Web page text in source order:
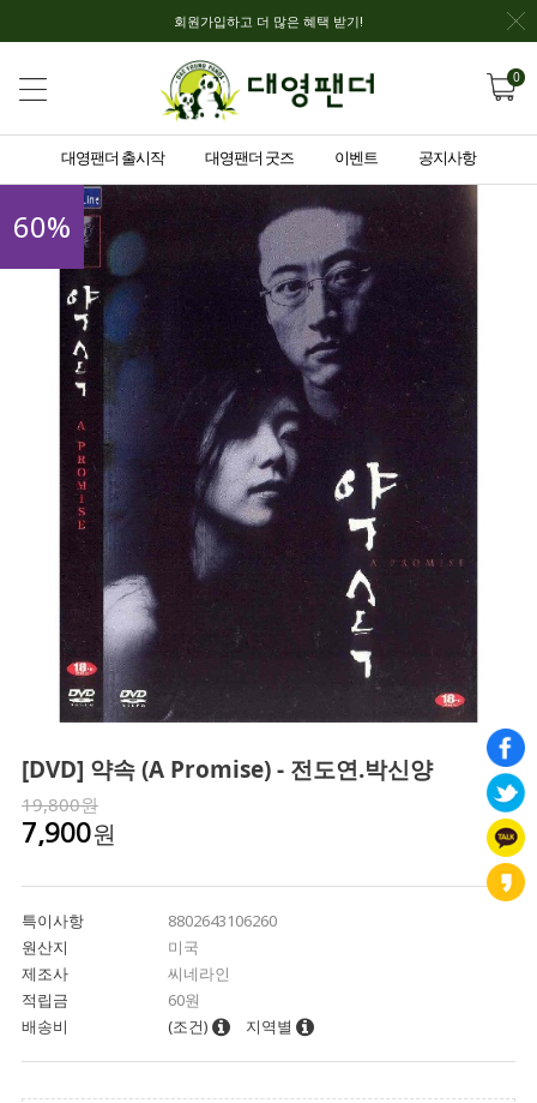
회원가입하고 더 많은 혜택 받기!
0
대영팬더 출시작 대영팬더 굿즈 이벤트 공지사항
60%
[DVD] 약속 (A Promise) - 전도연.박신양
19,800원
7,900원
특이사항
8802643106260
원산지
미국
제조사
씨네라인
적립금
60원
배송비
(조건) 지역별